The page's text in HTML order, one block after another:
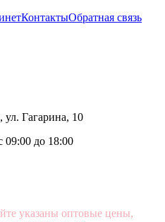
КонтактыОбратная связь
ул. Гагарина, 10
09:00 до 18:00
указаны оптовые цены,